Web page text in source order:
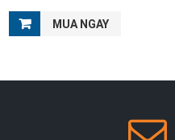
MUA NGAY